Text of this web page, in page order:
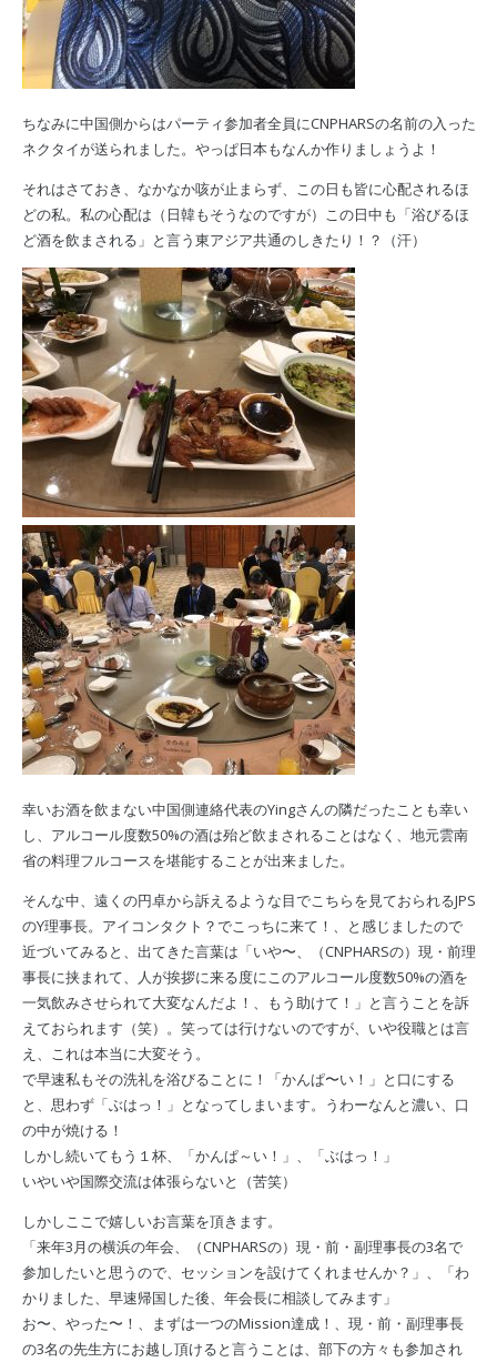
ちなみに中国側からはパーティ参加者全員にCNPHARSの名前の入った
ネクタイが送られました。やっぱ日本もなんか作りましょうよ！
それはさておき、なかなか咳が止まらず、この日も皆に心配されるほ
どの私。私の心配は（日韓もそうなのですが）この日中も「浴びるほ
ど酒を飲まされる」と言う東アジア共通のしきたり！？（汗）
幸いお酒を飲まない中国側連絡代表のYingさんの隣だったことも幸い
し、アルコール度数50%の酒は殆ど飲まされることはなく、地元雲南
省の料理フルコースを堪能することが出来ました。
そんな中、遠くの円卓から訴えるような目でこちらを見ておられるJPS
のY理事長。アイコンタクト？でこっちに来て！、と感じましたので
近づいてみると、出てきた言葉は「いや〜、（CNPHARSの）現・前理
事長に挟まれて、人が挨拶に来る度にこのアルコール度数50%の酒を
一気飲みさせられて大変なんだよ！、もう助けて！」と言うことを訴
えておられます（笑）。笑っては行けないのですが、いや役職とは言
え、これは本当に大変そう。
で早速私もその洗礼を浴びることに！「かんぱ〜い！」と口にする
と、思わず「ぶはっ！」となってしまいます。うわーなんと濃い、口
の中が焼ける！
しかし続いてもう１杯、「かんぱ～い！」、「ぶはっ！」
いやいや国際交流は体張らないと（苦笑）
しかしここで嬉しいお言葉を頂きます。
「来年3月の横浜の年会、（CNPHARSの）現・前・副理事長の3名で
参加したいと思うので、セッションを設けてくれませんか？」、「わ
かりました、早速帰国した後、年会長に相談してみます」
お〜、やった〜！、まずは一つのMission達成！、現・前・副理事長
の3名の先生方にお越し頂けると言うことは、部下の方々も参加され